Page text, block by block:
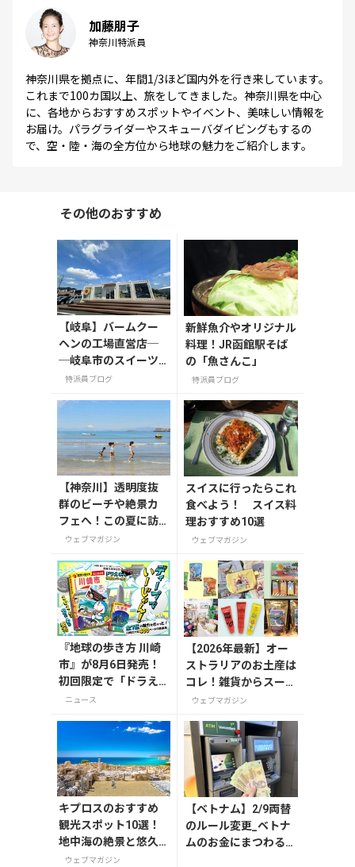
加藤朋子
神奈川特派員
神奈川県を拠点に、年間1/3ほど国内外を行き来しています。
これまで100カ国以上、旅をしてきました。​神奈川県を中心
に、各地からおすすめスポットやイベント、美味しい情報を
お届け。パラグライダーやスキューバダイビングもするの
で、空・陸・海の全方位から地球の魅力をご紹介します。
その他のおすすめ
【岐阜】バームクー
ヘンの工場直営店─
─岐阜市のスイーツ
スポット「FLEUR
特派員ブログ
新鮮魚介やオリジナル
料理！JR函館駅そば
の「魚さんこ」
特派員ブログ
【神奈川】透明度抜
群のビーチや絶景カ
フェへ！この夏に訪
れたい三浦半島の穴
ウェブマガジン
スイスに行ったらこれ
食べよう！ スイス料
理おすすめ10選
ウェブマガジン
『地球の歩き方 川崎
市』が8月6日発売！
初回限定で「ドラえ
もん」描き下ろし特
ニュース
【2026年最新】オー
ストラリアのお土産は
コレ！雑貨からスーパ
ーでも買えるグルメま
ウェブマガジン
キプロスのおすすめ
観光スポット10選！
地中海の絶景と悠久
の歴史を巡る
ウェブマガジン
【ベトナム】2/9両替
のルール変更_ベトナ
ムのお金にまつわるエ